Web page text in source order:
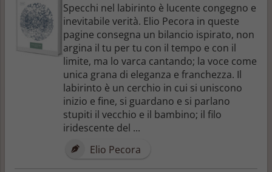
Specchi nel labirinto è lucente congegno e
inevitabile verità. Elio Pecora in queste
pagine consegna un bilancio ispirato, non
argina il tu per tu con il tempo e con il
limite, ma lo varca cantando; la voce come
unica grana di eleganza e franchezza. Il
labirinto è un cerchio in cui si uniscono
inizio e fine, si guardano e si parlano
stupiti il vecchio e il bambino; il filo
iridescente del ...
Elio Pecora